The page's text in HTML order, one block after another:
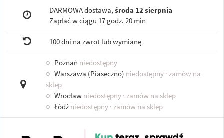
DARMOWA dostawa, środa 12 sierpnia
Zapłać w ciągu 17 godz. 20 min
100 dni na zwrot lub wymianę
○ Poznań niedostępny
○ Warszawa (Piaseczno) niedostępny · zamów na
sklep
○ Wrocław niedostępny · zamów na sklep
○ Łódź niedostępny · zamów na sklep